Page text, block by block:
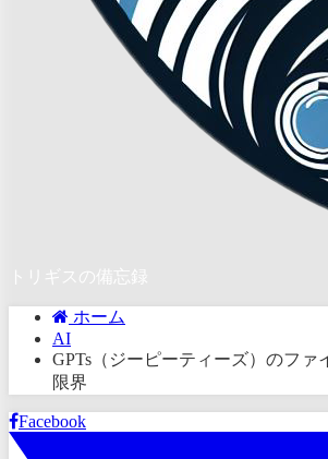
トリギスの備忘録
ホーム
AI
GPTs（ジーピーティーズ）のファ
限界
Facebook